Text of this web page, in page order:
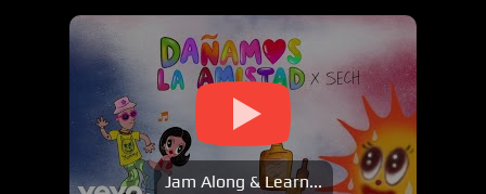
Jam Along & Learn...